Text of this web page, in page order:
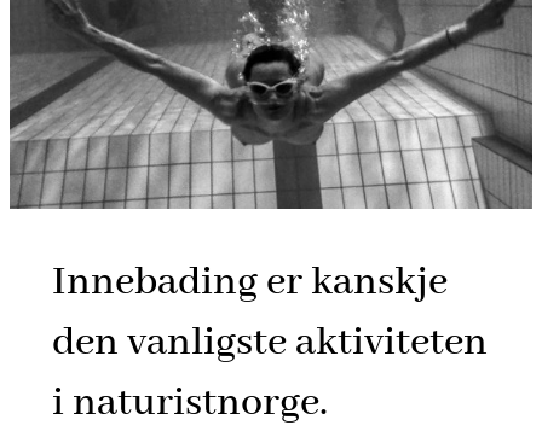
Innebading er kanskje
den vanligste aktiviteten
i naturistnorge.